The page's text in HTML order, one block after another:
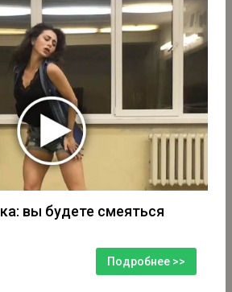
вы будете смеяться
Подробнее >>